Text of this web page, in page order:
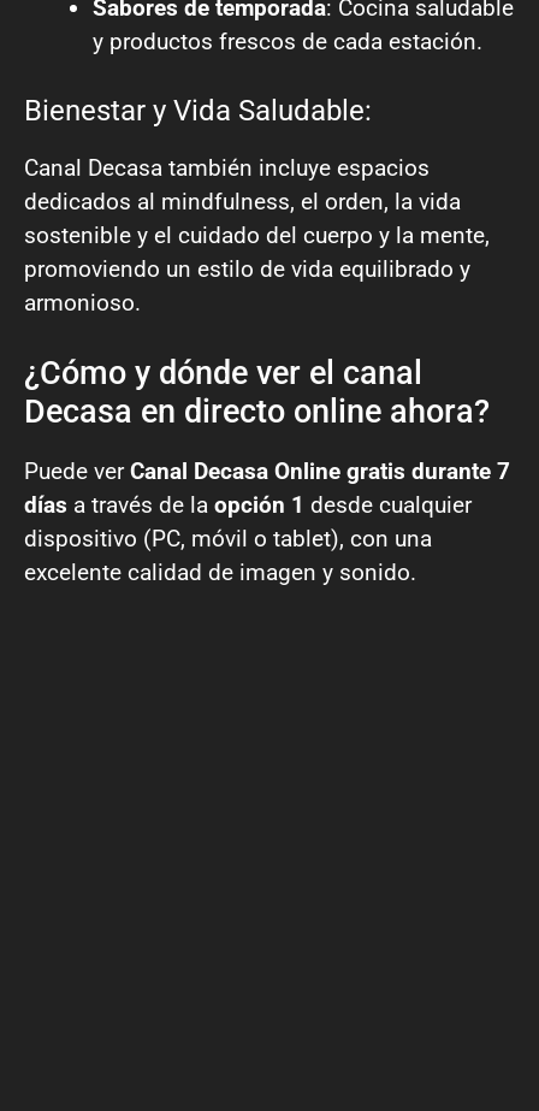
Sabores de temporada: Cocina saludable
y productos frescos de cada estación.
Bienestar y Vida Saludable:
Canal Decasa también incluye espacios
dedicados al mindfulness, el orden, la vida
sostenible y el cuidado del cuerpo y la mente,
promoviendo un estilo de vida equilibrado y
armonioso.
¿Cómo y dónde ver el canal
Decasa en directo online ahora?
Puede verCanal Decasa Online gratis durante 7
días a través de la opción 1 desde cualquier
dispositivo (PC, móvil o tablet), con una
excelente calidad de imagen y sonido.